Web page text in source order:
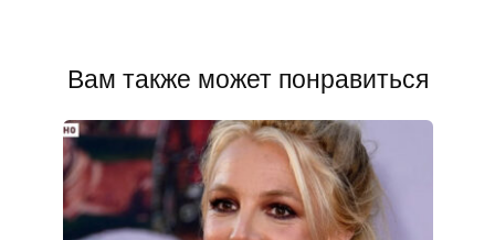
Вам также может понравиться